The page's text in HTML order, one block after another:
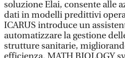
soluzione Elai, consente alle
dati in modelli predittivi
ICARUS introduce un
automatizzare la gestione
strutture sanitarie,